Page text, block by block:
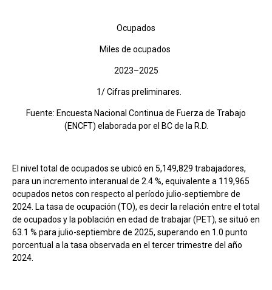
Ocupados
Miles de ocupados
2023–2025
1/ Cifras preliminares.
Fuente: Encuesta Nacional Continua de Fuerza de Trabajo
(ENCFT) elaborada por el BC de la R.D.
El nivel total de ocupados se ubicó en 5,149,829 trabajadores,
para un incremento interanual de 2.4 %, equivalente a 119,965
ocupados netos con respecto al período julio-septiembre de
2024. La tasa de ocupación (TO), es decir la relación entre el total
de ocupados y la población en edad de trabajar (PET), se situó en
63.1 % para julio-septiembre de 2025, superando en 1.0 punto
porcentual a la tasa observada en el tercer trimestre del año
2024.